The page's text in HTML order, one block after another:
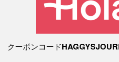
クーポンコード